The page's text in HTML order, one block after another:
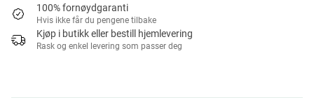
100% fornøydgaranti
Hvis ikke får du pengene tilbake
Kjøp i butikk eller bestill hjemlevering
Rask og enkel levering som passer deg